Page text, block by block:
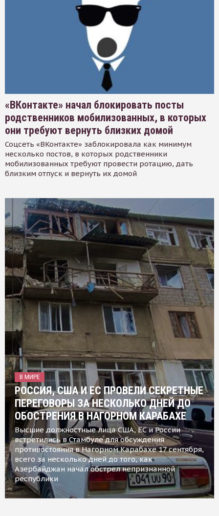
«ВКонтакте» начал блокировать посты
родственников мобилизованных, в которых
они требуют вернуть близких домой
Соцсеть «ВКонтакте» заблокировала как минимум
несколько постов, в которых родственники
мобилизованных требуют провести ротацию, дать
близким отпуск и вернуть их домой
В МИРЕ
РОССИЯ, США И ЕС ПРОВЕЛИ СЕКРЕТНЫЕ
ПЕРЕГОВОРЫ ЗА НЕСКОЛЬКО ДНЕЙ ДО
ОБОСТРЕНИЯ В НАГОРНОМ КАРАБАХЕ
Высшие должностные лица США, ЕС и России
встретились в Стамбуле для обсуждения
противостояния в Нагорном Карабахе 17 сентября,
всего за несколько дней до того, как
Азербайджан начал обстрел непризнанной
республики